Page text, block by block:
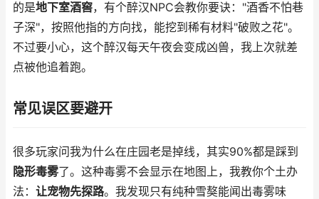
的是地下室酒窖，有个醉汉NPC会教你要诀："酒香不怕巷
子深"，按照他指的方向找，能挖到稀有材料"破败之花"。
不过要小心，这个醉汉每天午夜会变成凶兽，我上次就差
点被他追着跑。
常见误区要避开
很多玩家问我为什么在庄园老是掉线，其实90%都是踩到
隐形毒雾了。这种毒雾不会显示在地图上，我教你个土办
法： 让宠物先探路。我发现只有纯种雪獒能闻出毒雾味